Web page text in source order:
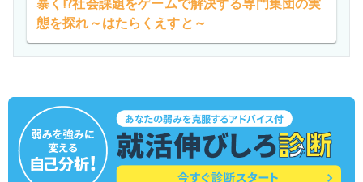
暴く⁉社会課題をゲームで解決する専門集団の実
態を探れ～はたらくえすと～